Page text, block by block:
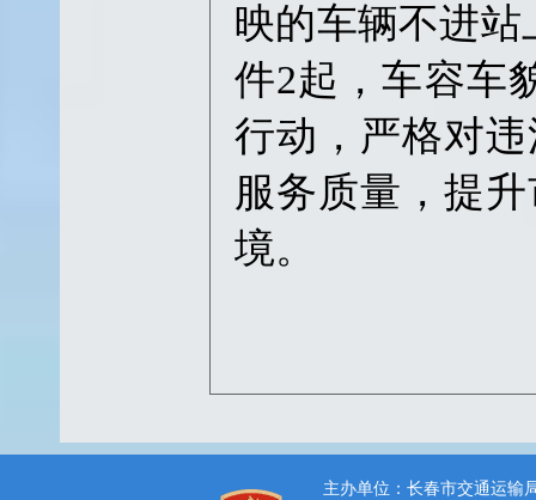
映的车辆不进
件2起，车容车
行动，严格对
服务质量，提
境。
主办单位：长春市交通运输